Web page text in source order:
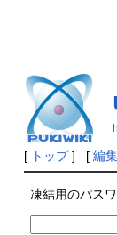
[ トップ] [ 編集
凍結用のパス